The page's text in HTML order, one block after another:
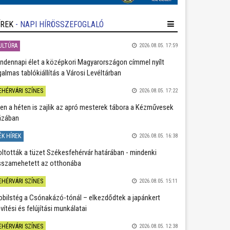
- NAPI HÍRÖSSZEFOGLALÓ
2026.08.05. 17:59
élet a középkori Magyarországon címmel nyílt
tablókiállítás a Városi Levéltárban
SZÍNES 2026.08.05. 17:22
a héten is zajlik az apró mesterek tábora a Kézművesek
HÍREK 2026.08.05. 16:38
a tüzet Székesfehérvár határában - mindenki
az otthonába
SZÍNES 2026.08.05. 15:11
a Csónakázó-tónál – elkezdődtek a japánkert
és felújítási munkálatai
SZÍNES 2026.08.05. 12:38